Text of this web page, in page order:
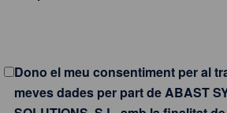
Dono el meu consentiment per al
meves dades per part de ABAST